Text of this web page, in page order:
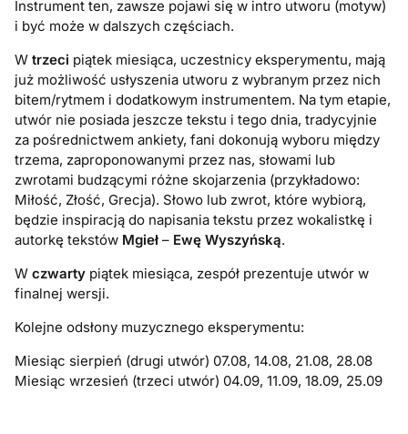
Instrument ten, zawsze pojawi się w intro utworu (motyw)
i być może w dalszych częściach.
Wtrzeci piątek miesiąca, uczestnicy eksperymentu, mają
już możliwość usłyszenia utworu z wybranym przez nich
bitem/rytmem i dodatkowym instrumentem. Na tym etapie,
utwór nie posiada jeszcze tekstu i tego dnia, tradycyjnie
za pośrednictwem ankiety, fani dokonują wyboru między
trzema, zaproponowanymi przez nas, słowami lub
zwrotami budzącymi różne skojarzenia (przykładowo:
Miłość, Złość, Grecja). Słowo lub zwrot, które wybiorą,
będzie inspiracją do napisania tekstu przez wokalistkę i
autorkę tekstów Mgieł – Ewę Wyszyńską.
Wczwarty piątek miesiąca, zespół prezentuje utwór w
finalnej wersji.
Kolejne odsłony muzycznego eksperymentu:
Miesiąc sierpień (drugi utwór) 07.08, 14.08, 21.08, 28.08
Miesiąc wrzesień (trzeci utwór) 04.09, 11.09, 18.09, 25.09